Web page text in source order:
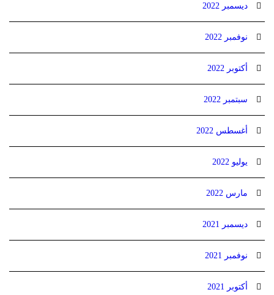
ديسمبر 2022
نوفمبر 2022
أكتوبر 2022
سبتمبر 2022
أغسطس 2022
يوليو 2022
مارس 2022
ديسمبر 2021
نوفمبر 2021
أكتوبر 2021